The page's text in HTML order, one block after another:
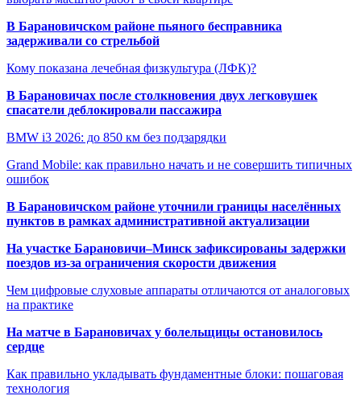
В Барановичском районе пьяного бесправника
задерживали со стрельбой
Кому показана лечебная физкультура (ЛФК)?
В Барановичах после столкновения двух легковушек
спасатели деблокировали пассажира
BMW i3 2026: до 850 км без подзарядки
Grand Mobile: как правильно начать и не совершить типичных
ошибок
В Барановичском районе уточнили границы населённых
пунктов в рамках административной актуализации
На участке Барановичи–Минск зафиксированы задержки
поездов из-за ограничения скорости движения
Чем цифровые слуховые аппараты отличаются от аналоговых
на практике
На матче в Барановичах у болельщицы остановилось
сердце
Как правильно укладывать фундаментные блоки: пошаговая
технология